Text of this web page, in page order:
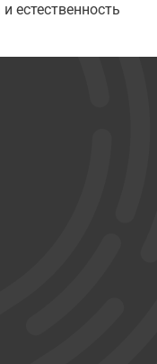
естественность